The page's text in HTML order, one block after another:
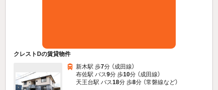
クレストDの賃貸物件
新木駅 歩7分 （成田線）
布佐駅 バス9分 歩10分 （成田線）
天王台駅 バス18分 歩8分 （常磐線など）